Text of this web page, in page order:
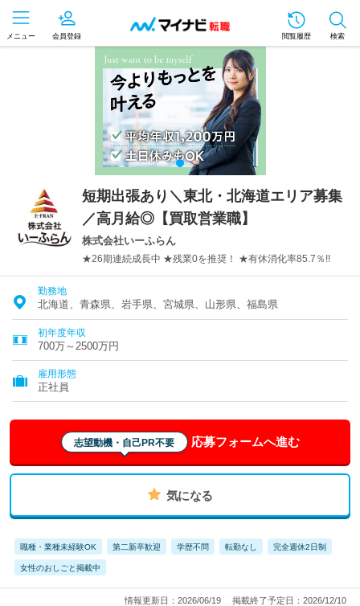
メニュー 会員登録 閲覧履歴 検索
短期出張あり＼東北・北海道エリア募集
／高月給◎【買取営業職】
株式会社いーふらん
★26期連続成長中 ★残業0を推奨！ ★有休消化率85.7％!!
勤務地
北海道、青森県、岩手県、宮城県、山形県、福島県
初年度年収
700万～2500万円
雇用形態
正社員
志望動機・自己PR不要 応募フォームへ進む
気になる
職種・業種未経験OK 第二新卒歓迎 学歴不問 転勤なし 完全週休2日制
女性のおしごと掲載中
情報更新日：2026/06/19 掲載終了予定日：2026/12/10